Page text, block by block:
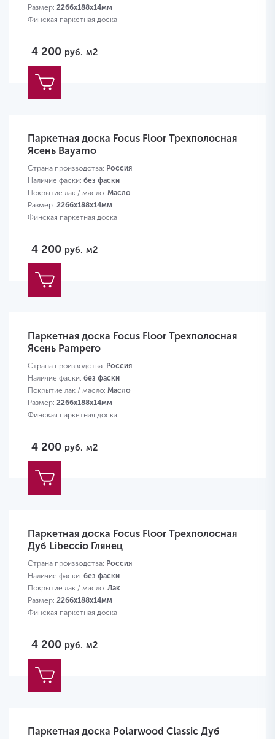
Размер: 2266х188х14мм
Финская паркетная доска
4 200 руб. м2
Паркетная доска Focus Floor Трехполосная
Ясень Bayamo
Страна производства: Россия
Наличие фаски: без фаски
Покрытие лак / масло: Масло
Размер: 2266х188х14мм
Финская паркетная доска
4 200 руб. м2
Паркетная доска Focus Floor Трехполосная
Ясень Pampero
Страна производства: Россия
Наличие фаски: без фаски
Покрытие лак / масло: Масло
Размер: 2266х188х14мм
Финская паркетная доска
4 200 руб. м2
Паркетная доска Focus Floor Трехполосная
Дуб Libeccio Глянец
Страна производства: Россия
Наличие фаски: без фаски
Покрытие лак / масло: Лак
Размер: 2266х188х14мм
Финская паркетная доска
4 200 руб. м2
Паркетная доска Polarwood Classic Дуб